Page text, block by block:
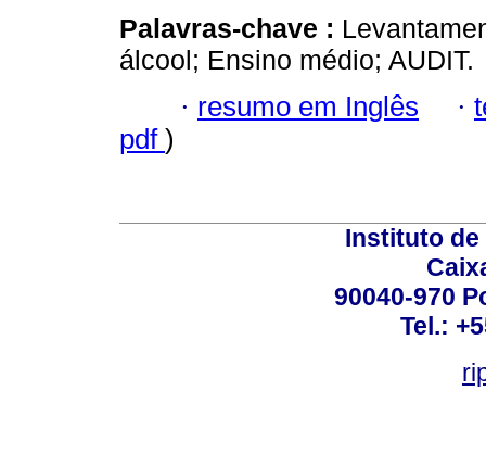
Palavras-chave :
álcool; Ensino médio; AUDIT.
· resumo em Inglês ·
pdf )
Instituto de
90040-970
Tel.: